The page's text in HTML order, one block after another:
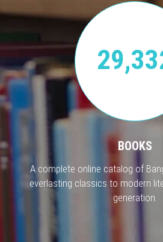
BOOKS
A complete online catalog of
everlasting classics to modern
generation.